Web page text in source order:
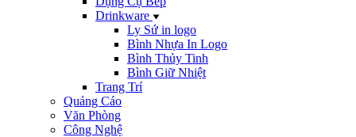
Drinkware
Ly Sứ in logo
Bình Nhựa In Logo
Bình Thủy Tinh
Bình Giữ Nhiệt
Trang Trí
Quảng Cáo
Văn Phòng
Công Nghệ